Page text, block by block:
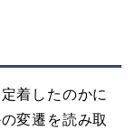
着したのかに
変遷を読み取